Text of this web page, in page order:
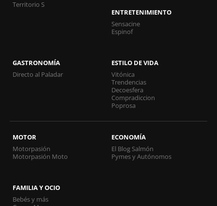
Territorio S
ENTRETENIMIENTO
Sensacine
Espinof
GASTRONOMÍA
Directo al Paladar
ESTILO DE VIDA
Vitónica
Trendencias
Decoesfera
Compradiccion
Poprosa
MOTOR
Motorpasión
Motorpasión Moto
ECONOMÍA
El Blog Salmón
Pymes y Autónomos
FAMILIA Y OCIO
Bebés y más